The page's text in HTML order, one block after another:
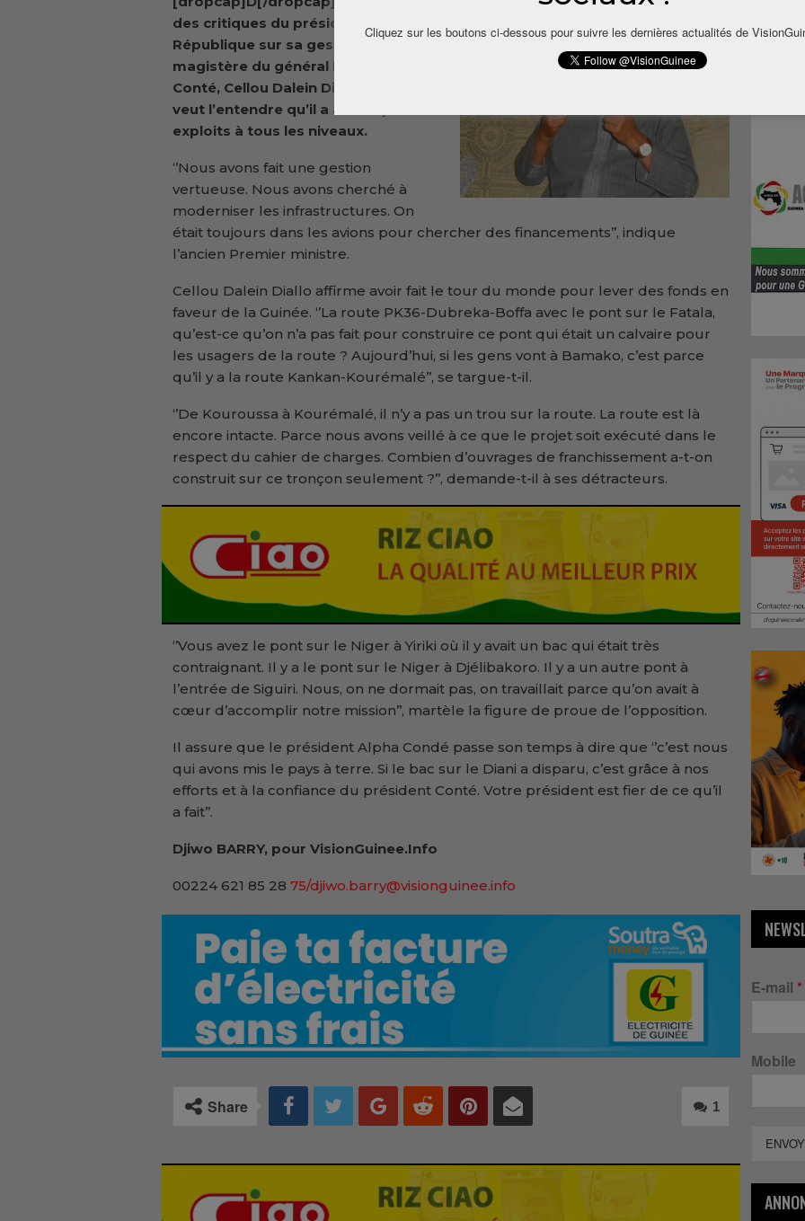
des critiques du président de la
République sur sa gestion sous le
magistère du général Lansana
Conté, Cellou Dalein Diallo dit à qui
veut l’entendre qu’il a accompli des
exploits à tous les niveaux.
‘’Nous avons fait une gestion
vertueuse. Nous avons cherché à
moderniser les infrastructures. On
était toujours dans les avions pour chercher des financements’’, indique
l’ancien Premier ministre.
Cellou Dalein Diallo affirme avoir fait le tour du monde pour lever des fonds en
faveur de la Guinée. ‘’La route PK36-Dubreka-Boffa avec le pont sur le Fatala,
qu’est-ce qu’on n’a pas fait pour construire ce pont qui était un calvaire pour
les usagers de la route ? Aujourd’hui, si les gens vont à Bamako, c’est parce
qu’il y a la route Kankan-Kourémalé’’, se targue-t-il.
‘’De Kouroussa à Kourémalé, il n’y a pas un trou sur la route. La route est là
encore intacte. Parce nous avons veillé à ce que le projet soit exécuté dans le
respect du cahier de charges. Combien d’ouvrages de franchissement a-t-on
construit sur ce tronçon seulement ?’’, demande-t-il à ses détracteurs.
‘’Vous avez le pont sur le Niger à Yiriki où il y avait un bac qui était très
contraignant. Il y a le pont sur le Niger à Djélibakoro. Il y a un autre pont à
l’entrée de Siguiri. Nous, on ne dormait pas, on travaillait parce qu’on avait à
cœur d’accomplir notre mission’’, martèle la figure de proue de l’opposition.
Il assure que le président Alpha Condé passe son temps à dire que ‘’c’est nous
qui avons mis le pays à terre. Si le bac sur le Diani a disparu, c’est grâce à nos
efforts et à la confiance du président Conté. Votre président est fier de ce qu’il
a fait’’.
Djiwo BARRY, pour VisionGuinee.Info
00224 621 85 28 75/djiwo.barry@visionguinee.info
1
Share
E-mail *
Mobile
Cliquez sur les boutons ci-dessous pour suivre les dernières actualités de